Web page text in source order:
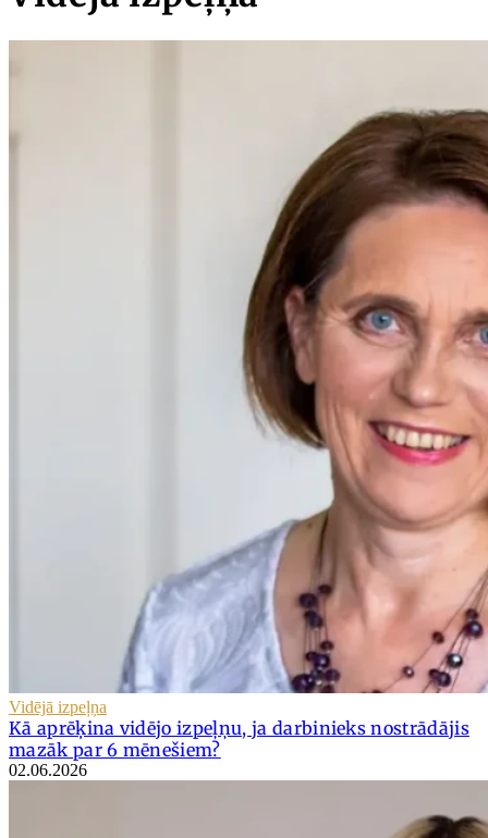
Vidējā izpeļņa
Kā aprēķina vidējo izpeļņu, ja darbinieks nostrādājis
mazāk par 6 mēnešiem?
02.06.2026